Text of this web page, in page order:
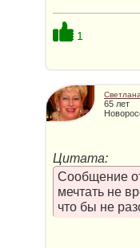
1
Светлана
65 лет
Цитата:
Сообщение
мечтать не
что бы не